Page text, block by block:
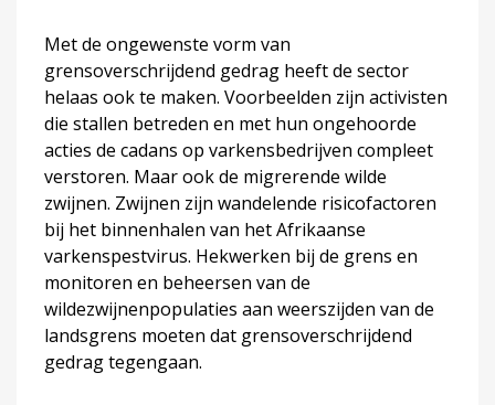
Met de ongewenste vorm van
grensoverschrijdend gedrag heeft de sector
helaas ook te maken. Voorbeelden zijn activisten
die stallen betreden en met hun ongehoorde
acties de cadans op varkensbedrijven compleet
verstoren. Maar ook de migrerende wilde
zwijnen. Zwijnen zijn wandelende risicofactoren
bij het binnenhalen van het Afrikaanse
varkenspestvirus. Hekwerken bij de grens en
monitoren en beheersen van de
wildezwijnenpopulaties aan weerszijden van de
landsgrens moeten dat grensoverschrijdend
gedrag tegengaan.